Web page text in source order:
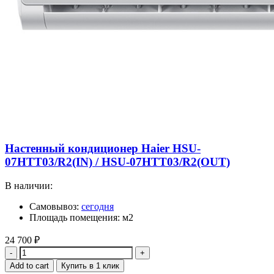
Настенный кондиционер Haier HSU-
07HTT03/R2(IN) / HSU-07HTT03/R2(OUT)
В наличии:
Самовывоз: сегодня
Площадь помещения: м2
24 700 ₽
Quantity
Add to cart Купить в 1 клик